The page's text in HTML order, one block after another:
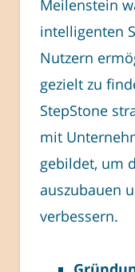
Meilenstein
intelligenten
Nutzern
gezielt zu
StepStone
mit
gebildet, um
auszubauen
verbessern.